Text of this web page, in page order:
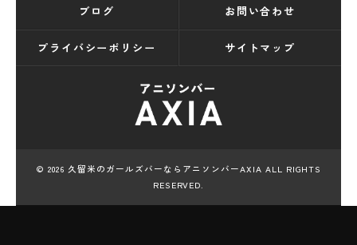
ブログ お問い合わせ
プライバシーポリシー サイトマップ
© 2026 久留米のガールズバーならアニソンバーAXIA ALL RIGHTS
RESERVED.